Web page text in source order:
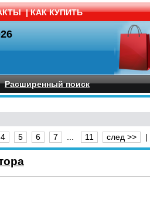
| КАК КУПИТЬ
Расширенный поиск
4 5 6 7 11 след >> |